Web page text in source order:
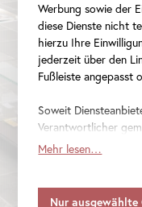
Werbung sowie der
diese Dienste nicht
hierzu Ihre
jederzeit über den
Fußleiste angepasst
Soweit
Verantwortlicher
gilt Ihre Einwilligung
Daten in Staaten
Mehr lesen…